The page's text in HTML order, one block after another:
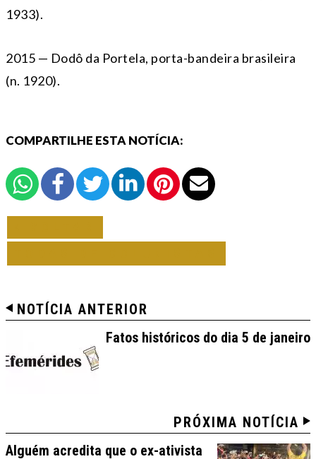
1933).
2015 — Dodô da Portela, porta-bandeira brasileira
(n. 1920).
COMPARTILHE ESTA NOTÍCIA:
NOTÍCIA ANTERIOR
Fatos históricos do dia 5 de janeiro
PRÓXIMA NOTÍCIA
Alguém acredita que o ex-ativista